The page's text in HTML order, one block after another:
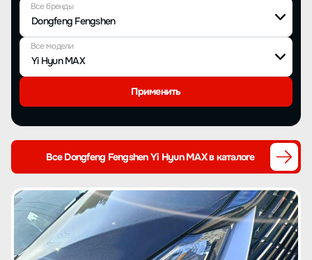
Все бренды
Все модели
Применить
Все Dongfeng Fengshen Yi Hyun MAX в каталоге